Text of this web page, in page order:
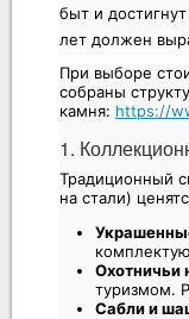
быт и
лет должен
При выборе
собраны
камня: https://
1.
Традиционный
на стали)
Охотничьи
туризмом.
Сабли и